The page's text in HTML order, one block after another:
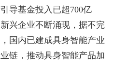
导基金投入已超700亿
兴企业不断涌现，据不完
国内已建成具身智能产业
链，推动具身智能产品加